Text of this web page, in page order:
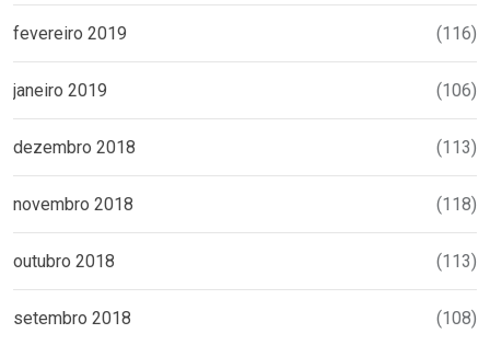
fevereiro 2019 (116)
janeiro 2019 (106)
dezembro 2018 (113)
novembro 2018 (118)
outubro 2018 (113)
setembro 2018 (108)